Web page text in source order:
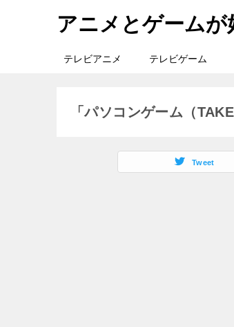
アニメとゲーム
テレビアニメ テレビゲーム
「パソコンゲーム（
Tweet